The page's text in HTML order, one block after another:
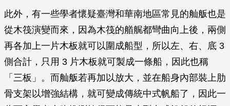
此外，有一些學者懷疑臺灣和華南地區常見的舢舨也是
從木筏演變而來，因為木筏的艏艉都彎曲向上後，兩側
再各加上一片木板就可以圍成船型，所以左、右、底 3
側合計，只用 3 片木板就可製成一條船，因此也稱
「三板」。而舢舨若再加以放大，並在船身內部裝上肋
骨支架以增強結構，就可變成傳統中式帆船了，因此一